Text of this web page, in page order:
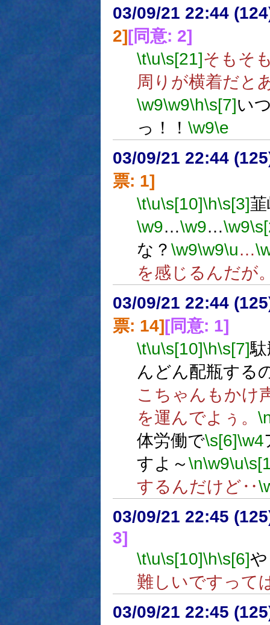
03/09/21 22:44
2][同意: 2]
\t\u\s[21]そもそ
周りが横着だと
\w9\w9\h\s[7]い
っ！！ \w9\e
03/09/21 22:44
票: 1]
\t\u\s[10]\h\s[3]
\w9…\w9…\w9
な？ \w9\w9\u…
を感じるんだが
03/09/21 22:44
票: 14][同意: 1]
\t\u\s[10]\h\s[7]
んどん配瓶する
こちゃんもかけ
を運んでよぅ。
体労働で\s[6]\w4
すよ～\n\w9\u
するんだけど‥
03/09/21 22:45
3]
\t\u\s[10]\h\s[6]
難しいですって
03/09/21 22:45